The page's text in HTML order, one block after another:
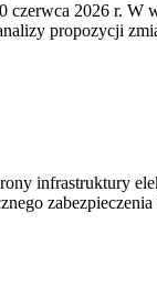
2026 r. W
propozycji
infrastruktury